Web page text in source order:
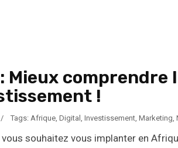
Mieux comprendre
!
/ Tags: Afrique, Digital , Investissement, Marketing,
souhaitez vous implanter en